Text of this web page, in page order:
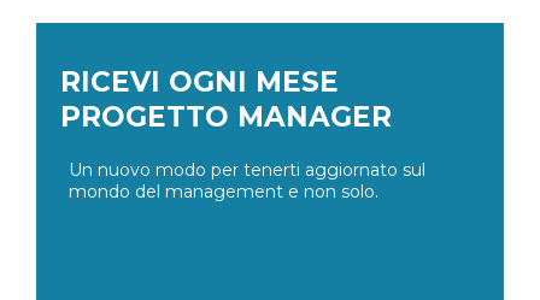
RICEVI OGNI MESE
PROGETTO MANAGER
Un nuovo modo per tenerti aggiornato sul
mondo del management e non solo.